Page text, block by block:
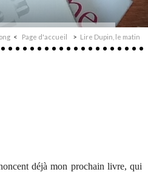
Page d'accueil Lire Dupin, le matin
déjà mon prochain livre, qui